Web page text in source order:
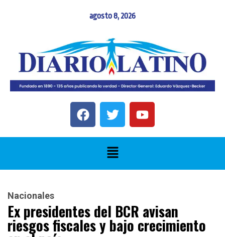
agosto 8, 2026
Nacionales
Ex presidentes del BCR avisan
riesgos fiscales y bajo crecimiento